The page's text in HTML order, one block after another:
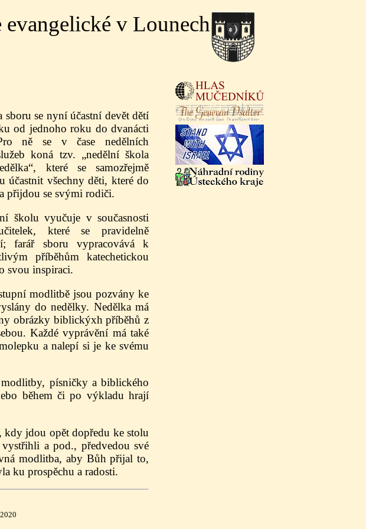
v Lounech
sboru se nyní účastní devět dětí
od jednoho roku do dvanácti
ně se v čase nedělních
koná tzv. „nedělní škola
které se samozřejmě
účastnit všechny děti, které do
přijdou se svými rodiči.
školu vyučuje v současnosti
které se pravidelně
farář sboru vypracovává k
příběhům katechetickou
svou inspiraci.
modlitbě jsou pozvány ke
do nedělky. Nedělka má
obrázky biblickýxh příběhů z
Každé vyprávění má také
a nalepí si je ke svému
písničky a biblického
během či po výkladu hrají
jdou opět dopředu ke stolu
a pod., předvedou své
modlitba, aby Bůh přijal to,
ku prospěchu a radosti.